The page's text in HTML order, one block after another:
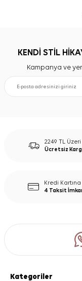
KENDİ STİL
Kampanya ve
2249 TL Üzeri
Ücretsiz
Kredi Kartına
4 Taksit
Kategoriler